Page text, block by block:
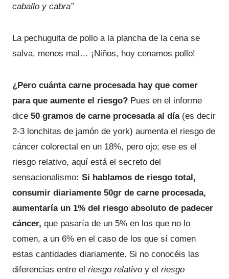
caballo y cabra”
La pechuguita de pollo a la plancha de la cena se
salva, menos mal… ¡Niños, hoy cenamos pollo!
¿Pero cuánta carne procesada hay que comer
para que aumente el riesgo? Pues en el informe
dice 50 gramos de carne procesada al día(es decir
2-3 lonchitas de jamón de york) aumenta el riesgo de
cáncer colorectal en un 18%, pero ojo; ese es el
riesgo relativo, aquí está el secreto del
sensacionalismo: Si hablamos de riesgo total,
consumir diariamente 50gr de carne procesada,
aumentaría un 1% del riesgo absoluto de padecer
cáncer, que pasaría de un 5% en los que no lo
comen, a un 6% en el caso de los que sí comen
estas cantidades diariamente. Si no conocéis las
diferencias entre el riesgo relativo y el riesgo